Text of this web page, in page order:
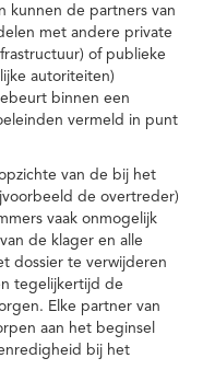
kunnen de partners van
met andere private
of publieke
autoriteiten)
binnen een
vermeld in punt
van de bij het
de overtreder)
vaak onmogelijk
de klager en alle
dossier te verwijderen
tegelijkertijd de
Elke partner van
aan het beginsel
bij het